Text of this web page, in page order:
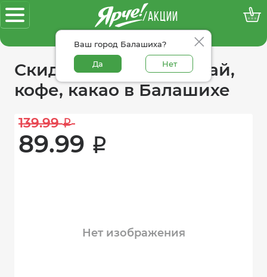
/АКЦИИ
Ваш город Балашиха?
Да Нет
100% достоверные акции
Скидки в категории чай,
кофе, какао в Балашихе
139.99 i
89.99 i
Нет изображения